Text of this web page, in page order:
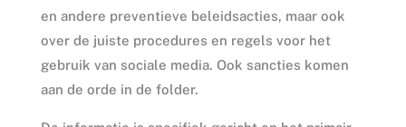
en andere preventieve beleidsacties, maar ook
over de juiste procedures en regels voor het
gebruik van sociale media. Ook sancties komen
aan de orde in de folder.